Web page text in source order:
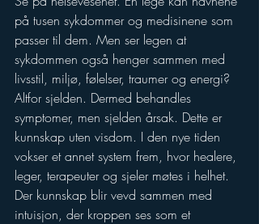
på tusen sykdommer og medisinene som
passer til dem. Men ser legen at
sykdommen også henger sammen med
livsstil, miljø, følelser, traumer og energi?
Altfor sjelden. Dermed behandles
symptomer, men sjelden årsak. Dette er
kunnskap uten visdom. I den nye tiden
vokser et annet system frem, hvor healere,
leger, terapeuter og sjeler møtes i helhet.
Der kunnskap blir vevd sammen med
intuisjon, der kroppen ses som et